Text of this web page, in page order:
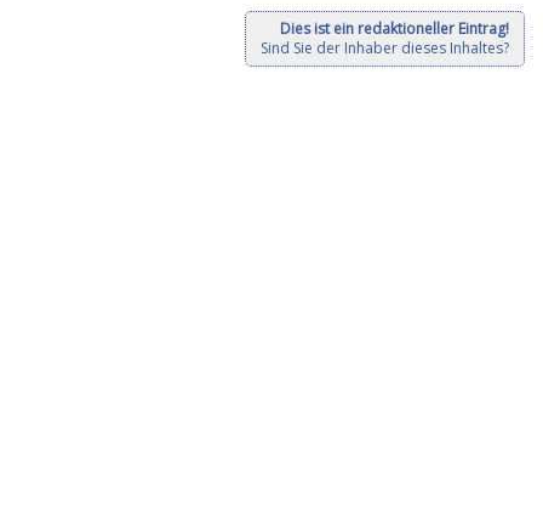
Dies ist ein redaktioneller Eintrag!
Sind Sie der Inhaber dieses Inhaltes?